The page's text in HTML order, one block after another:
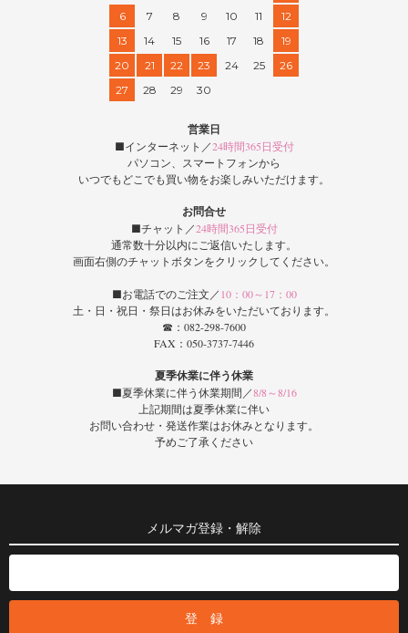
6
7 8 9 10 11
12
13
14 15 16 17 18
19
20
21 22 23 24 25
26
27
28 29 30
営業日
■インターネット／24時間365日受付
パソコン、スマートフォンから
いつでもどこでも買い物をお楽しみいただけます。
お問合せ
■チャット／24時間365日受付
通常数十分以内にご返信いたします。
画面右側のチャットボタンをクリックしてください。
■お電話でのご注文／ 10：00～17：00
土・日・祝日・祭日はお休みをいただいております。
☎：082-298-7600
FAX：050-3737-7446
夏季休業に伴う休業
■夏季休業に伴う休業期間／8/8～8/16
上記期間は夏季休業に伴い
お問い合わせ・発送作業はお休みとなります。
予めご了承ください
メルマガ登録・解除